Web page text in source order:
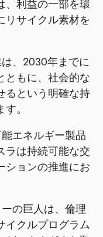
、利益の一部を環
リサイクル素材を
、2030年までに
ともに、社会的な
るという明確な持
。
エネルギー製品
ラは持続可能な交
ションの推進にお
の巨人は、倫理
イクルプログラム